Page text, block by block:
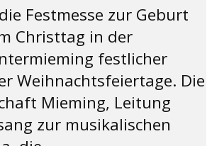
Festmesse zur Geburt
Christtag in der
festlicher
Weihnachtsfeiertage. Die
Mieming, Leitung
zur musikalischen